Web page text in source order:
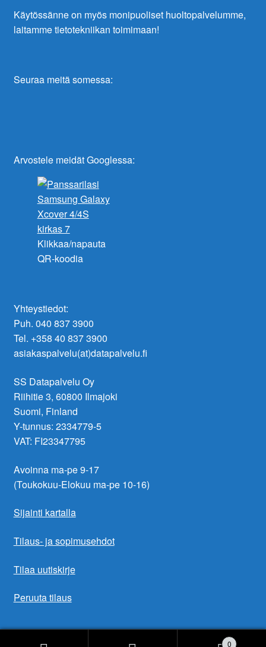
Käytössänne on myös monipuoliset huoltopalvelumme,
laitamme tietotekniikan toimimaan!
Seuraa meitä somessa:
Arvostele meidät Googlessa:
Klikkaa/napauta
QR-koodia
Yhteystiedot:
Puh. 040 837 3900
Tel. +358 40 837 3900
asiakaspalvelu(at)datapalvelu.fi
SS Datapalvelu Oy
Riihitie 3, 60800 Ilmajoki
Suomi, Finland
Y-tunnus: 2334779-5
VAT: FI23347795
Avoinna ma-pe 9-17
(Toukokuu-Elokuu ma-pe 10-16)
Sijainti kartalla
Tilaus- ja sopimusehdot
Tilaa uutiskirje
Peruuta tilaus
0